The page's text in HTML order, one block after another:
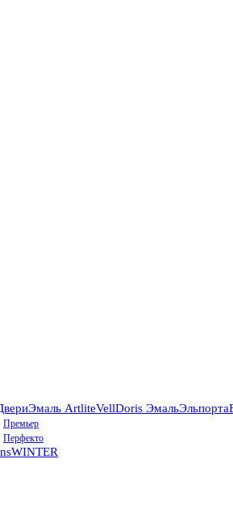
Эмаль ArtliteVellDoris ЭмальЭльпорта
Премьер
Перфекто
WINTER